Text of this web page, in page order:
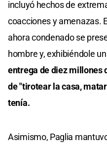
incluyó hechos de
coacciones y amenazas.
ahora condenado se
hombre y, exhibiéndole
entrega de diez millones
de "tirotear la casa,
tenía.
Asimismo, Paglia